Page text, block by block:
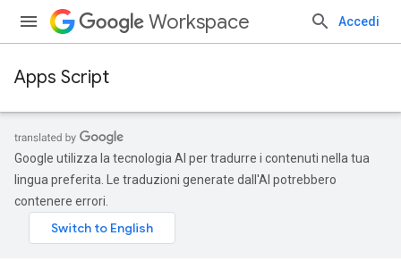
Workspace Accedi
Apps Script
Google utilizza la tecnologia AI per tradurre i contenuti nella tua
lingua preferita. Le traduzioni generate dall'AI potrebbero
contenere errori.